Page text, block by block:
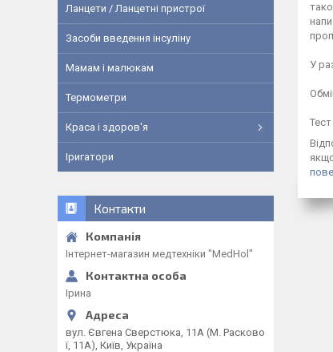
У
Ланцети / Ланцетні пристрої
Засоби введення інсуліну
Мамам і малюкам
Термометри
Краса і здоров'я
Іригатори
Контакти
Інтернет-магазин медтехніки "MedHol"
Ірина
вул. Євгена Сверстюка, 11А (М. Расково
ї, 11А), Київ, Україна